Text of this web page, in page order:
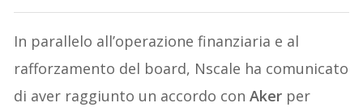
In parallelo all’operazione finanziaria e al
rafforzamento del board, Nscale ha comunicato
di aver raggiunto un accordo conAker per